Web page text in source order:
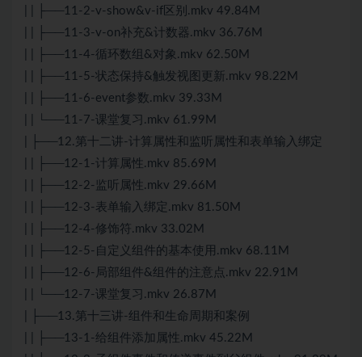
| | ├──11-2-v-show&v-if区别.mkv 49.84M
| | ├──11-3-v-on补充&计数器.mkv 36.76M
| | ├──11-4-循环数组&对象.mkv 62.50M
| | ├──11-5-状态保持&触发视图更新.mkv 98.22M
| | ├──11-6-event参数.mkv 39.33M
| | └──11-7-课堂复习.mkv 61.99M
| ├──12.第十二讲-计算属性和监听属性和表单输入绑定
| | ├──12-1-计算属性.mkv 85.69M
| | ├──12-2-监听属性.mkv 29.66M
| | ├──12-3-表单输入绑定.mkv 81.50M
| | ├──12-4-修饰符.mkv 33.02M
| | ├──12-5-自定义组件的基本使用.mkv 68.11M
| | ├──12-6-局部组件&组件的注意点.mkv 22.91M
| | └──12-7-课堂复习.mkv 26.87M
| ├──13.第十三讲-组件和生命周期和案例
| | ├──13-1-给组件添加属性.mkv 45.22M